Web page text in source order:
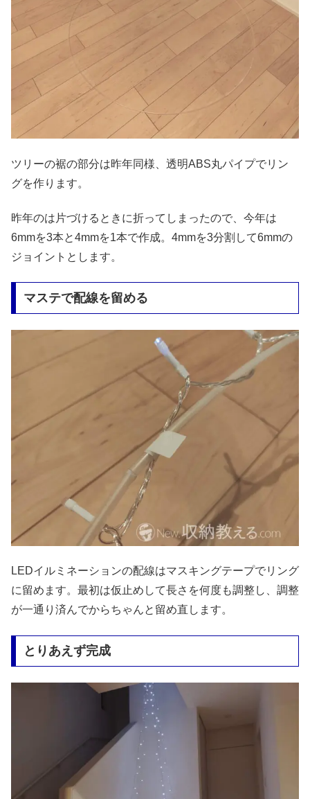
ツリーの裾の部分は昨年同様、透明ABS丸パイプでリン
グを作ります。
昨年のは片づけるときに折ってしまったので、今年は
6mmを3本と4mmを1本で作成。4mmを3分割して6mmの
ジョイントとします。
マステで配線を留める
LEDイルミネーションの配線はマスキングテープでリング
に留めます。最初は仮止めして長さを何度も調整し、調整
が一通り済んでからちゃんと留め直します。
とりあえず完成